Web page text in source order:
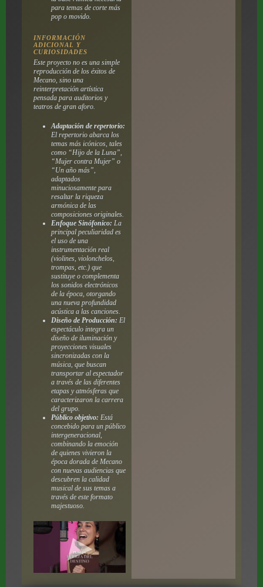
para temas de corte más
pop o movido.
INFORMACIÓN
ADICIONAL Y
CURIOSIDADES
Este proyecto no es una simple
reproducción de los éxitos de
Mecano, sino una
reinterpretación artística
pensada para auditorios y
teatros de gran aforo.
Adaptación de repertorio:
El repertorio abarca los
temas más icónicos, tales
como “Hijo de la Luna”,
“Mujer contra Mujer” o
“Un año más”,
adaptados
minuciosamente para
resaltar la riqueza
armónica de las
composiciones originales.
Enfoque Sinófonico: La
principal peculiaridad es
el uso de una
instrumentación real
(violines, violonchelos,
trompas, etc.) que
sustituye o complementa
los sonidos electrónicos
de la época, otorgando
una nueva profundidad
acústica a las canciones.
Diseño de Producción: El
espectáculo integra un
diseño de iluminación y
proyecciones visuales
sincronizadas con la
música, que buscan
transportar al espectador
a través de las diferentes
etapas y atmósferas que
caracterizaron la carrera
del grupo.
Público objetivo: Está
concebido para un público
intergeneracional,
combinando la emoción
de quienes vivieron la
época dorada de Mecano
con nuevas audiencias que
descubren la calidad
musical de sus temas a
través de este formato
majestuoso.